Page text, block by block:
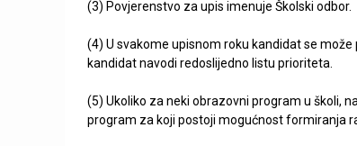
š
k
l
(3) Povjerenstvo za upis imenuje Školski odbor.
(4) U svakome upisnom roku kandidat se
kandidat navodi redoslijedno listu prioriteta.
(5) Ukoliko za neki obrazovni program u školi,
program za koji postoji mogućnost formiranja